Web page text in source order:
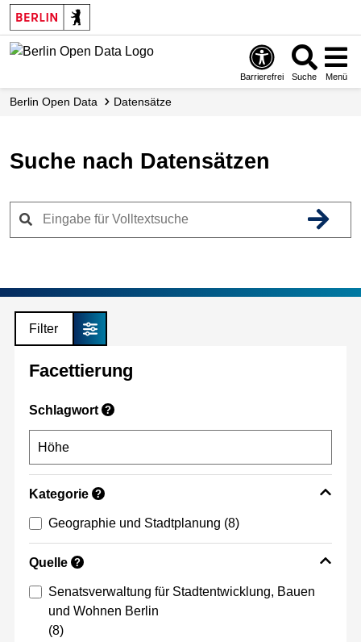
Skip
to
main
Barrierefrei Suche Menü
Berlin Open Data Datensätze
Suche nach Datensätzen
Filter
Facettierung
Schlagwort ?
Kategorie ?
Geographie und Stadtplanung (8)
Quelle ?
Senatsverwaltung für Stadtentwicklung, Bauen
und Wohnen Berlin
(8)